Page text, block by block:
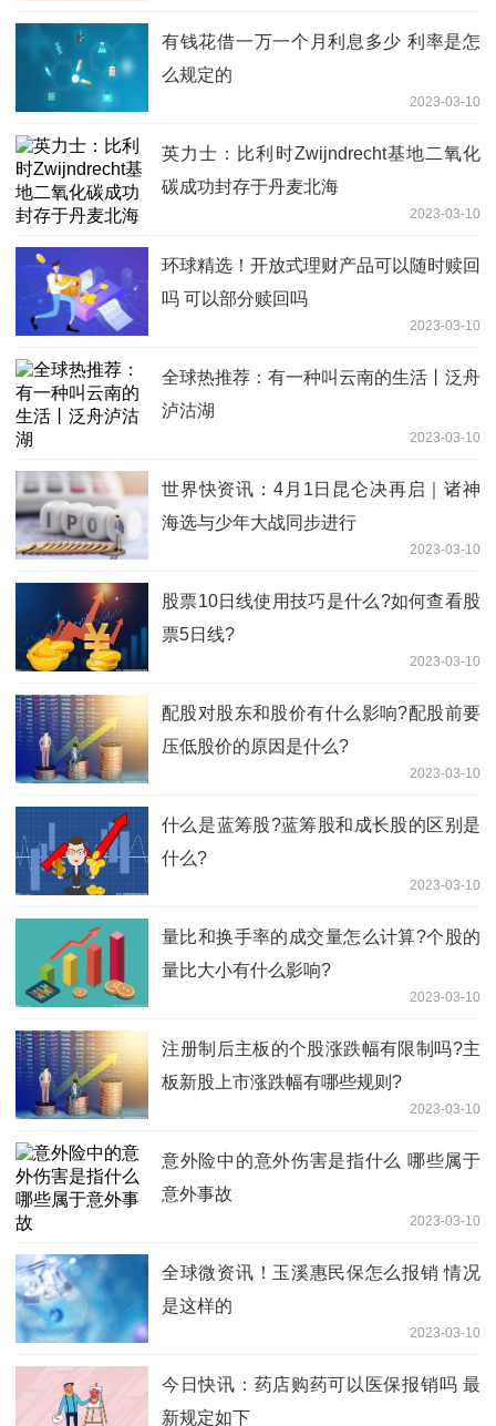
有钱花借一万一个月利息多少 利率是怎
么规定的
2023-03-10
英力士：比利时Zwijndrecht基地二氧化
碳成功封存于丹麦北海
2023-03-10
环球精选！开放式理财产品可以随时赎回
吗 可以部分赎回吗
2023-03-10
全球热推荐：有一种叫云南的生活丨泛舟
泸沽湖
2023-03-10
世界快资讯：4月1日昆仑决再启｜诸神
海选与少年大战同步进行
2023-03-10
股票10日线使用技巧是什么?如何查看股
票5日线?
2023-03-10
配股对股东和股价有什么影响?配股前要
压低股价的原因是什么?
2023-03-10
什么是​蓝筹股?蓝筹股和成长股的区别是
什么?
2023-03-10
量比和换手率的成交量怎么计算?个股的
量比大小有什么影响?
2023-03-10
​注册制后主板的个股涨跌幅有限制吗?主
板新股上市涨跌幅有哪些规则?
2023-03-10
意外险中的意外伤害是指什么 哪些属于
意外事故
2023-03-10
全球微资讯！玉溪惠民保怎么报销 情况
是这样的
2023-03-10
今日快讯：药店购药可以医保报销吗 最
新规定如下